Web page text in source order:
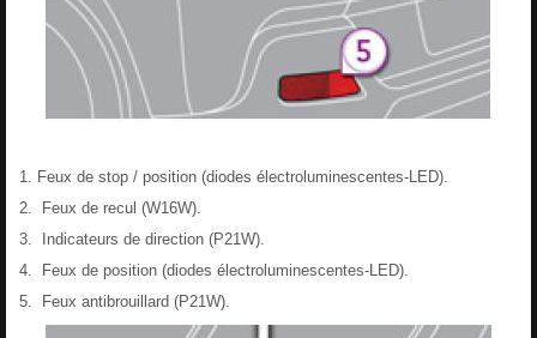
Feux de stop / position (diodes électroluminescentes-LED).
Feux de recul (W16W).
Indicateurs de direction (P21W).
Feux de position (diodes électroluminescentes-LED).
Feux antibrouillard (P21W).